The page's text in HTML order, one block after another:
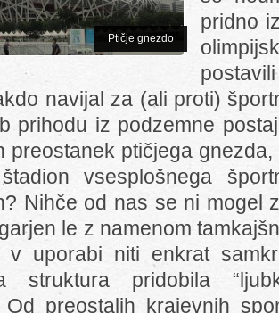
Ptičje gnezdo
pridno
navijal za (ali proti)
prihodu iz podzemne
preostanek ptičjega
vsesplošnega
Nihče od nas se ni mogel
le z namenom
uporabi niti enkrat
struktura pridobila
Od preostalih krajevnih